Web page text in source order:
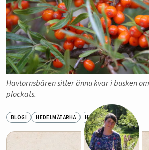
Havtornsbären sitter ännu kvar i busken
plockats.
BLOGI HEDELMÄTARHA HYÖTYTARHA